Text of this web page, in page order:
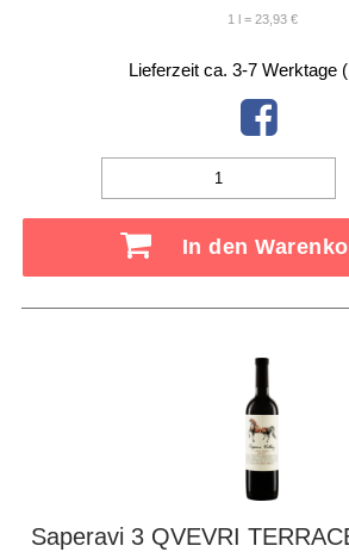
1 l = 23,93 €
Lieferzeit ca. 3-7 Werktage
In den
Saperavi 3 QVEVRI